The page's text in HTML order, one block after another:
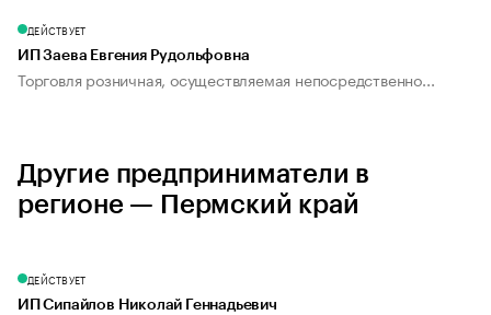
ДЕЙСТВУЕТ
ИП Заева Евгения Рудольфовна
Торговля розничная, осуществляемая непосредственно...
Другие предприниматели в
регионе — Пермский край
ДЕЙСТВУЕТ
ИП Сипайлов Николай Геннадьевич